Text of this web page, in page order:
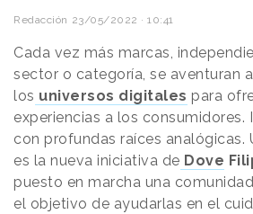
Redacción 23/05/2022 · 10:41
Cada vez más marcas,
sector o categoría, se aventuran
los universos digitales para
experiencias a los consumidores.
con profundas raíces analógicas.
es la nueva iniciativa de Dove
puesto en marcha una
el objetivo de ayudarlas en el